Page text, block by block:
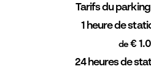
Tarifs du
1 heure de
de €
24 heures de